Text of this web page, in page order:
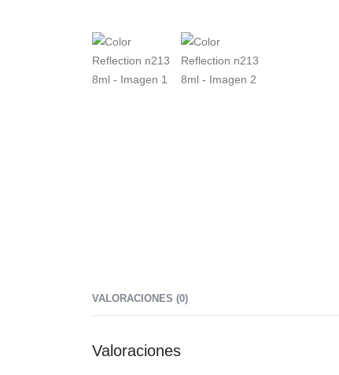
VALORACIONES (0)
Valoraciones